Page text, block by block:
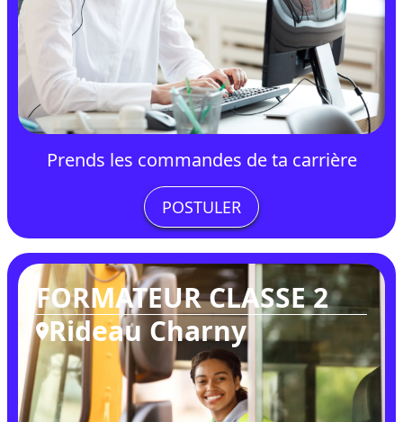
Prends les commandes de ta carrière
POSTULER
FORMATEUR CLASSE 2
Rideau Charny